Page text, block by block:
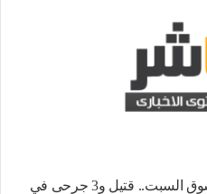
حفل زفاف ينتهي بمأساة في سوق السبت.. قتيل و3 جرحى في